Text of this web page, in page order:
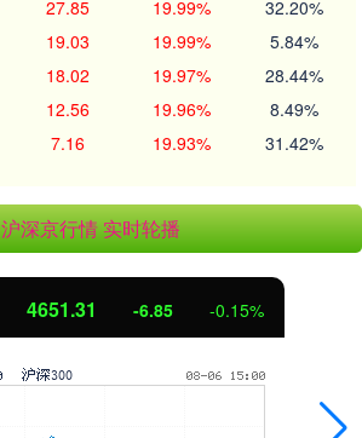
27.85 19.99% 32.20%
19.03 19.99% 5.84%
18.02 19.97% 28.44%
12.56 19.96% 8.49%
7.16 19.93% 31.42%
沪深京行情 实时轮播
4651.31 -6.85 -0.15%